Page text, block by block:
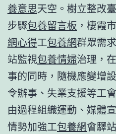
養意思天空。樹立整改
步驟包養留言板 ，棲霞
網心得工包養網群眾需
站監視包養情婦治理，
事的同時，隨機應變增
令辦事、失業支援等工會
由過程組織運動、媒體
情勢加強工包養網會驛